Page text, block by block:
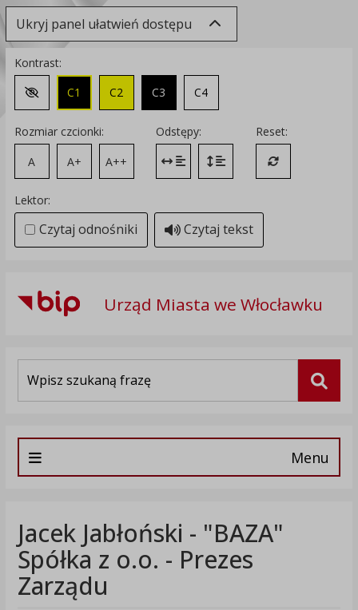
Ukryj panel ułatwień dostępu
Kontrast:
Zmień kontrast na domyślny
C1 C2 C3 C4
Rozmiar czcionki:
A
A+ A++
Odstępy:
Zmień odstęp między literami
Zmień interlinię i margines
Reset:
Przywróć
Lektor:
Czytaj odnośniki Czytaj tekst
Urząd Miasta we Włocławku
Menu
Jacek Jabłoński - "BAZA"
Spółka z o.o. - Prezes
Zarządu